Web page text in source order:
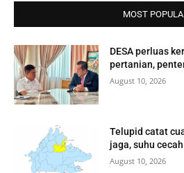
MOST
DESA perluas
pertanian,
August 10, 2026
Telupid catat
jaga, suhu
August 10, 2026